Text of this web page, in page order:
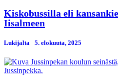
Kiskobussilla eli
Iisalmeen
Lukijalta 5. elokuuta, 2025